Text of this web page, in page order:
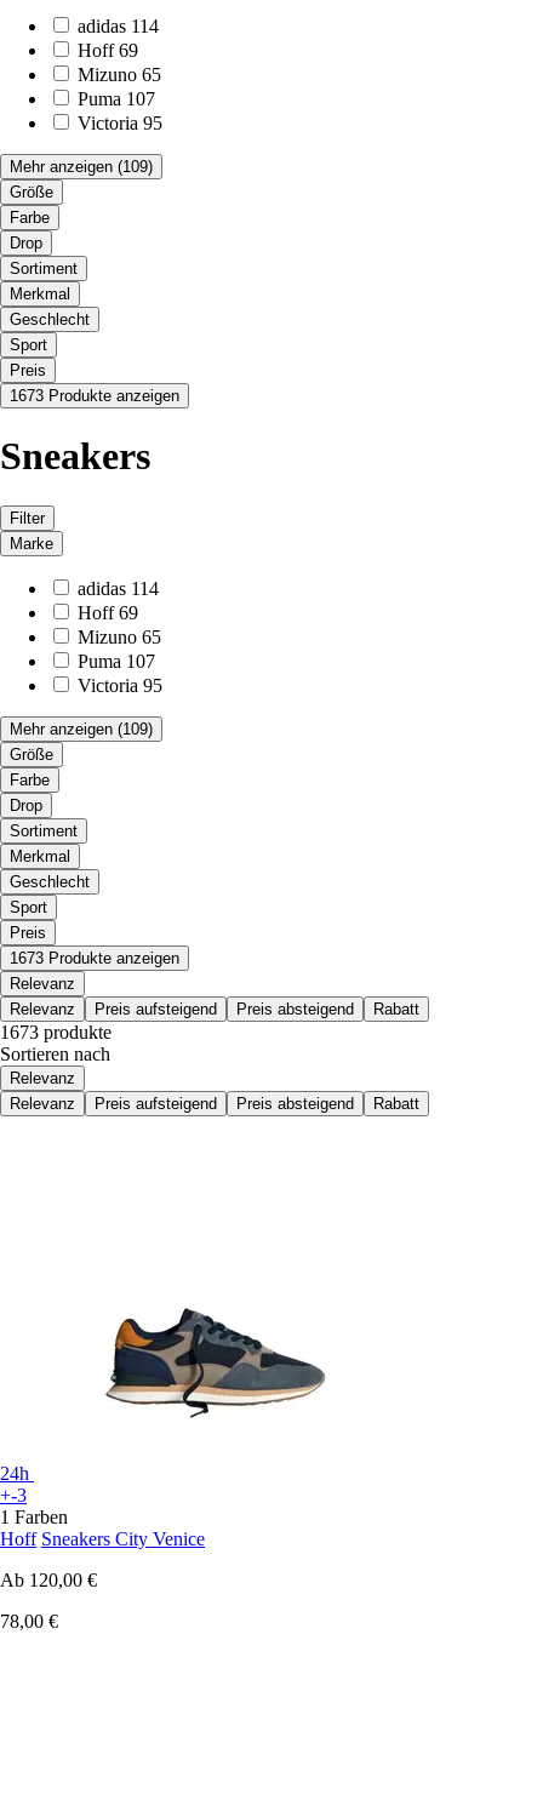
adidas 114
Hoff 69
Mizuno 65
Puma 107
Victoria 95
Mehr anzeigen (109)
Größe
Farbe
Drop
Sortiment
Merkmal
Geschlecht
Sport
Preis
1673 Produkte anzeigen
Sneakers
Filter
Marke
adidas 114
Hoff 69
Mizuno 65
Puma 107
Victoria 95
Mehr anzeigen (109)
Größe
Farbe
Drop
Sortiment
Merkmal
Geschlecht
Sport
Preis
1673 Produkte anzeigen
Relevanz
Relevanz
Preis aufsteigend Preis absteigend Rabatt
1673 produkte
Sortieren nach
Relevanz
Relevanz
Preis aufsteigend Preis absteigend Rabatt
24h
+-3
1 Farben
Hoff Sneakers City Venice
Ab 120,00 €
78,00 €